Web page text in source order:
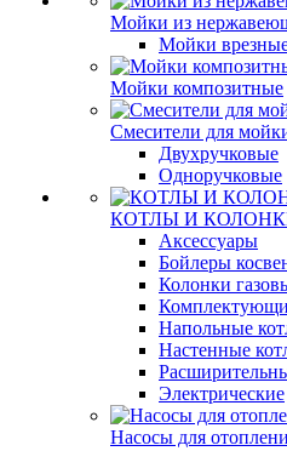
Мойки из
Мойки
Мойки композитные
Смесители для
Двухручковые
Одноручковые
КОТЛЫ И
Аксессуары
Бойлеры
Колонки
Напольные
Настенные
Электрические
Насосы для